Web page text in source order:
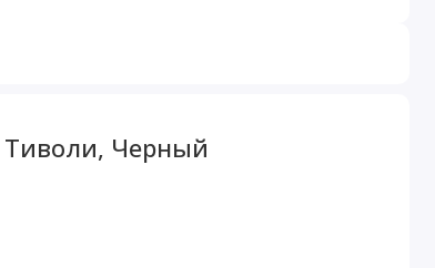
Тиволи, Черный